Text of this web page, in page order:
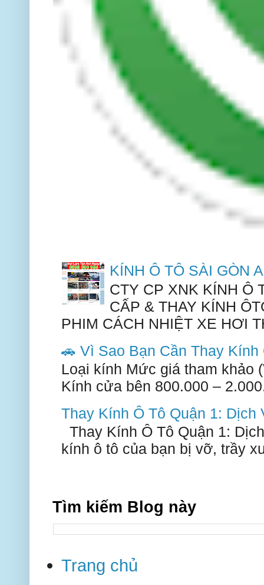
KÍNH Ô TÔ SÀI GÒN
CTY CP XNK KÍNH Ô
CẤP & THAY KÍNH
PHIM CÁCH NHIỆT XE HƠI
🚗 Vì Sao Bạn Cần Thay
Loại kính Mức giá tham khảo
Kính cửa bên 800.000 –
Thay Kính Ô Tô Quận 1:
Thay Kính Ô Tô Quận 1:
kính ô tô của bạn bị vỡ, trầy
Tìm kiếm Blog này
Trang chủ